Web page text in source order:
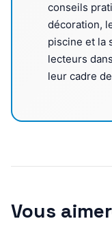
conseils
décoration,
piscine et la
lecteurs
leur cadre
Vous